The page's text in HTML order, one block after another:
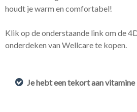
houdt je warm en comfortabel!
Klik op de onderstaande link om de
onderdeken van Wellcare te kopen.
Je hebt een tekort aan vitamine